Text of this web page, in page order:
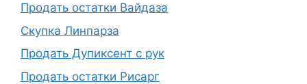
Продать остатки Вайдаза
Скупка Линпарза
Продать Дупиксент с рук
Продать остатки Рисарг